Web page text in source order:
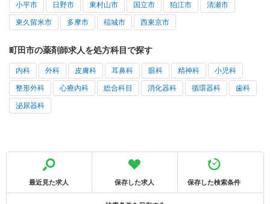
小平市 日野市 東村山市 国立市 狛江市 清瀬市
東久留米市 多摩市 稲城市 西東京市
町田市の薬剤師求人を処方科目で探す
内科 外科 皮膚科 耳鼻科 眼科 精神科 小児科
整形外科 心療内科 総合科目 消化器科 循環器科 歯科
泌尿器科
最近見た求人 保存した求人 保存した検索条件